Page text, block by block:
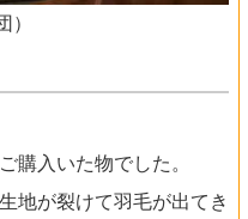
）
購入いた物でした。
地が裂けて羽毛が出てき